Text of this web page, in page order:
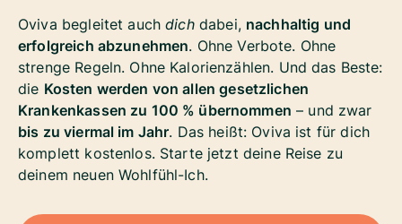
Oviva begleitet auchdichdabei, nachhaltig und
erfolgreich abzunehmen. Ohne Verbote. Ohne
strenge Regeln. Ohne Kalorienzählen. Und das Beste:
die Kosten werden von allen gesetzlichen
Krankenkassen zu 100 % übernommen – und zwar
bis zu viermal im Jahr. Das heißt: Oviva ist für dich
komplett kostenlos. Starte jetzt deine Reise zu
deinem neuen Wohlfühl-Ich.